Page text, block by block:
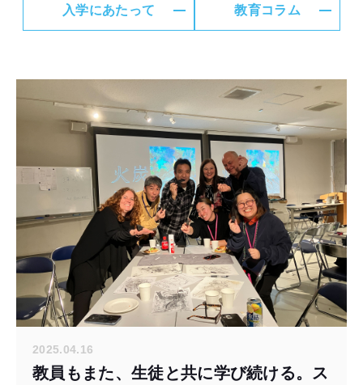
入学にあたって 教育コラム
2025.04.16
教員もまた、生徒と共に学び続ける。ス